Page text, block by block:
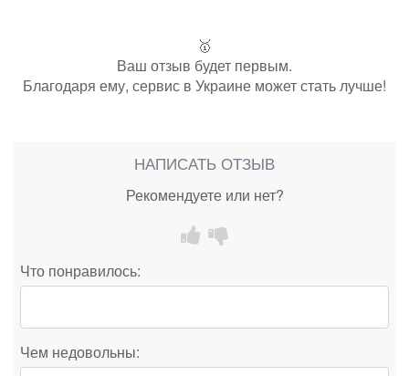
🥇
Ваш отзыв будет первым.
Благодаря ему, сервис в Украине может стать лучше!
НАПИСАТЬ ОТЗЫВ
Рекомендуете или нет?
Что понравилось:
Чем недовольны: